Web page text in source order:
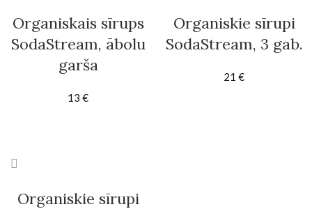
Organiskais sīrups
SodaStream, ābolu
garša
13 €
Organiskie sīrupi
SodaStream, 3 gab.
21 €
Organiskie sīrupi